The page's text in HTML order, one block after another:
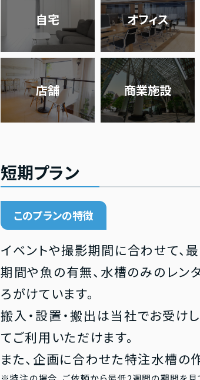
自宅 オフィス
店舗 商業施設
短期プラン
このプランの特徴
イベントや撮影期間に合わせて、
期間や魚の有無、水槽のみのレン
ろがけています。
搬入・設置・搬出は当社でお受け
てご利用いただけます。
また、企画に合わせた特注水槽の